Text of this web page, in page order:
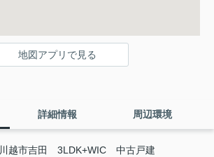
地図アプリで見る
詳細情報 周辺環境
川越市吉田 3LDK+WIC 中古戸建